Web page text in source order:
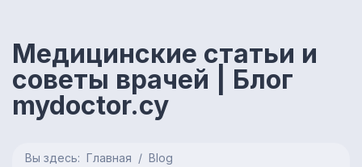
Медицинские статьи и
советы врачей | Блог
mydoctor.cy
Вы здесь: Главная
Blog